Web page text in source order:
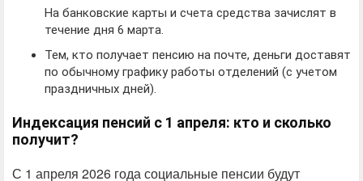
На банковские карты и счета средства зачислят в
течение дня 6 марта.
Тем, кто получает пенсию на почте, деньги доставят
по обычному графику работы отделений (с учетом
праздничных дней).
Индексация пенсий с 1 апреля: кто и сколько
получит?
С 1 апреля 2026 года социальные пенсии будут